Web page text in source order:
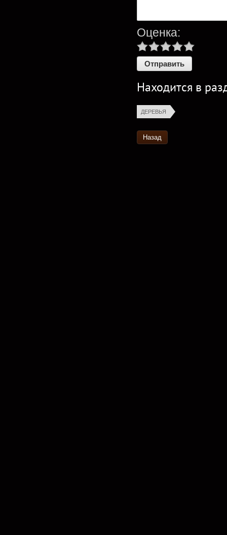
Оценка:
Находится в
ДЕРЕВЬЯ
Назад